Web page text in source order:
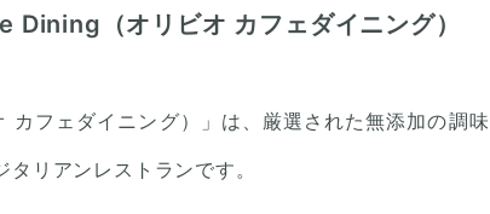
Dining（オリビオ カフェダイニング）
フェダイニング）」は、厳選された無添加の調味
リアンレストランです。